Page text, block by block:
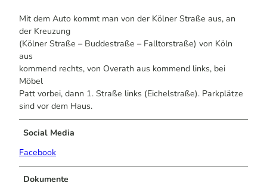
Mit dem Auto kommt man von der Kölner Straße aus, an
der Kreuzung
(Kölner Straße – Buddestraße – Falltorstraße) von Köln
aus
kommend rechts, von Overath aus kommend links, bei
Möbel
Patt vorbei, dann 1. Straße links (Eichelstraße). Parkplätze
sind vor dem Haus.
Social Media
Facebook
Dokumente